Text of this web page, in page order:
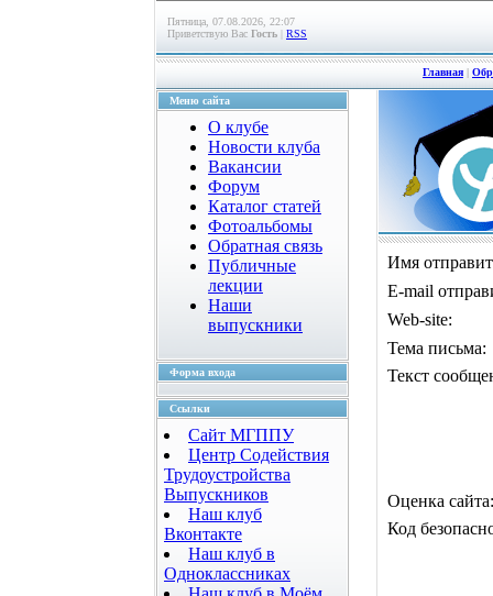
Пятница, 07.08.2026, 22:07
Приветствую Вас Гость | RSS
Главная |
Меню сайта
О клубе
Новости клуба
Вакансии
Форум
Каталог статей
Фотоальбомы
Обратная связь
Публичные
лекции
Наши
выпускники
Форма входа
Ссылки
Сайт МГППУ
Центр Содействия
Трудоустройства
Выпускников
Наш клуб
Вконтакте
Наш клуб в
Одноклассниках
Имя
E-mail
Web-site:
Тема письма:
Текст
Оценка сайта:
Код